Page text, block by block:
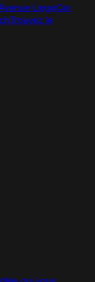
LiegeCar
Trouvez le